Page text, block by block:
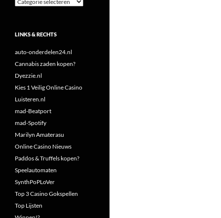
LINKS & RECHTS
auto-onderdelen24.nl
Cannabis zaden kopen?
Dyezzie.nl
Kies 1 Veilig Online Casino
Luisteren.nl
mad-Beatport
mad-Spotify
Marilyn Amaterasu
Online Casino Nieuws
Paddos & Truffels kopen?
Speelautomaten
SynthPoPLoVer
Top 3 Casino Gokspellen
Top Lijsten